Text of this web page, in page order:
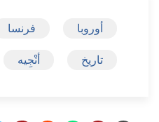
أوروبا فرنسا
تاريخ أنْجِيه